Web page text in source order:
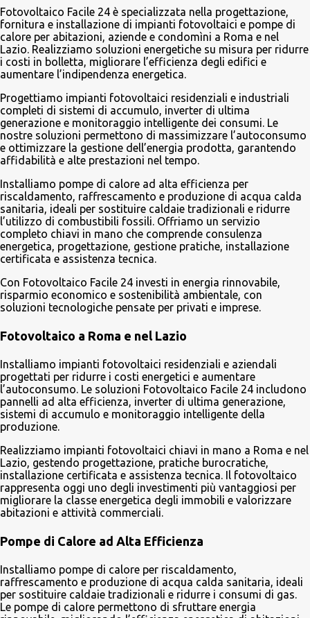
i
Fotovoltaico Facile 24 è specializzata nella progettazione,
fornitura e installazione di impianti fotovoltaici e pompe di
calore per abitazioni, aziende e condomìni a Roma e nel
Lazio. Realizziamo soluzioni energetiche su misura per ridurre
i costi in bolletta, migliorare l’efficienza degli edifici e
aumentare l’indipendenza energetica.
Progettiamo impianti fotovoltaici residenziali e industriali
completi di sistemi di accumulo, inverter di ultima
generazione e monitoraggio intelligente dei consumi. Le
nostre soluzioni permettono di massimizzare l’autoconsumo
e ottimizzare la gestione dell’energia prodotta, garantendo
affidabilità e alte prestazioni nel tempo.
Installiamo pompe di calore ad alta efficienza per
riscaldamento, raffrescamento e produzione di acqua calda
sanitaria, ideali per sostituire caldaie tradizionali e ridurre
l’utilizzo di combustibili fossili. Offriamo un servizio
completo chiavi in mano che comprende consulenza
energetica, progettazione, gestione pratiche, installazione
certificata e assistenza tecnica.
Con Fotovoltaico Facile 24 investi in energia rinnovabile,
risparmio economico e sostenibilità ambientale, con
soluzioni tecnologiche pensate per privati e imprese.
Fotovoltaico a Roma e nel Lazio
Installiamo impianti fotovoltaici residenziali e aziendali
progettati per ridurre i costi energetici e aumentare
l’autoconsumo. Le soluzioni Fotovoltaico Facile 24 includono
pannelli ad alta efficienza, inverter di ultima generazione,
sistemi di accumulo e monitoraggio intelligente della
produzione.
Realizziamo impianti fotovoltaici chiavi in mano a Roma e nel
Lazio, gestendo progettazione, pratiche burocratiche,
installazione certificata e assistenza tecnica. Il fotovoltaico
rappresenta oggi uno degli investimenti più vantaggiosi per
migliorare la classe energetica degli immobili e valorizzare
abitazioni e attività commerciali.
Pompe di Calore ad Alta Efficienza
Installiamo pompe di calore per riscaldamento,
raffrescamento e produzione di acqua calda sanitaria, ideali
per sostituire caldaie tradizionali e ridurre i consumi di gas.
Le pompe di calore permettono di sfruttare energia